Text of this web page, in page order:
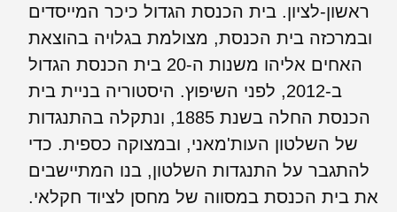
ראשון-לציון. בית הכנסת הגדול כיכר המייסדים
ובמרכזה בית הכנסת, מצולמת בגלויה בהוצאת
האחים אליהו משנות ה-20 בית הכנסת הגדול
ב-2012, לפני השיפוץ. היסטוריה בניית בית
הכנסת החלה בשנת 1885, ונתקלה בהתנגדות
של השלטון העות'מאני, ובמצוקה כספית. כדי
להתגבר על התנגדות השלטון, בנו המתיישבים
את בית הכנסת במסווה של מחסן לציוד חקלאי.